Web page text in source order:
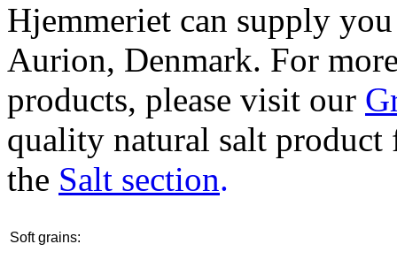
Hjemmeriet can supply
Aurion, Denmark. For
products, please visit our
quality natural salt
the Salt section.
Soft grains: